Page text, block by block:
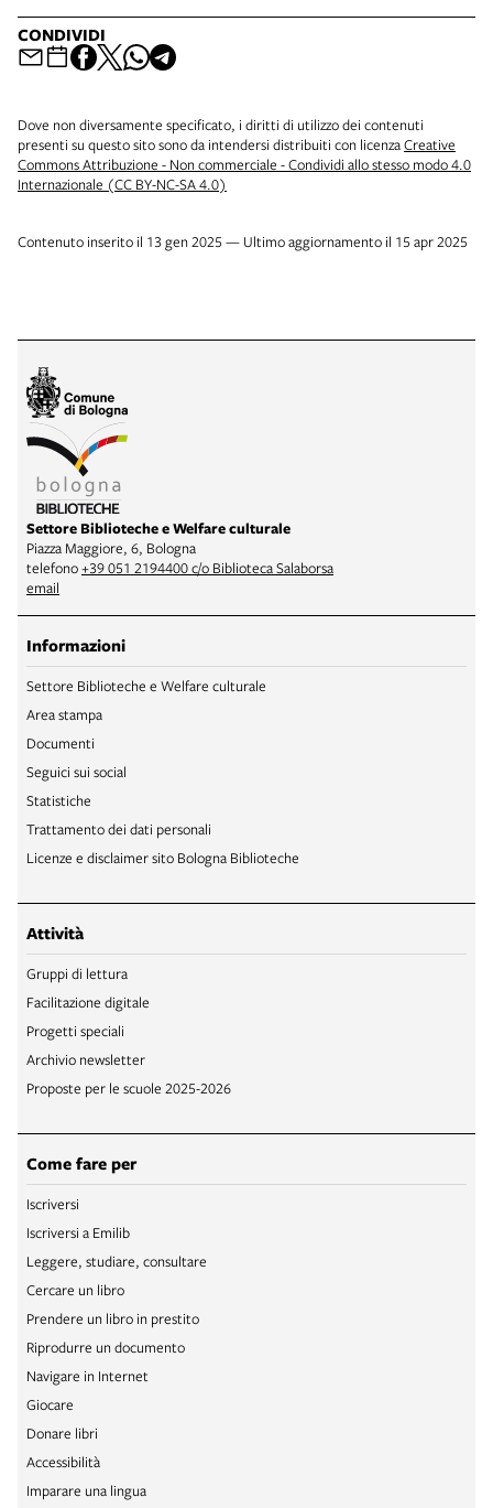
CONDIVIDI
Dove non diversamente specificato, i diritti di utilizzo dei contenuti
presenti su questo sito sono da intendersi distribuiti con licenzaCreative
Commons Attribuzione - Non commerciale - Condividi allo stesso modo 4.0
Internazionale (CC BY-NC-SA 4.0)
Contenuto inserito il 13 gen 2025 — Ultimo aggiornamento il 15 apr 2025
Settore Biblioteche e Welfare culturale
Piazza Maggiore, 6, Bologna
telefono+39 051 2194400 c/o Biblioteca Salaborsa
email
Informazioni
Settore Biblioteche e Welfare culturale
Area stampa
Documenti
Seguici sui social
Statistiche
Trattamento dei dati personali
Licenze e disclaimer sito Bologna Biblioteche
Attività
Gruppi di lettura
Facilitazione digitale
Progetti speciali
Archivio newsletter
Proposte per le scuole 2025-2026
Come fare per
Iscriversi
Iscriversi a Emilib
Leggere, studiare, consultare
Cercare un libro
Prendere un libro in prestito
Riprodurre un documento
Navigare in Internet
Giocare
Donare libri
Accessibilità
Imparare una lingua